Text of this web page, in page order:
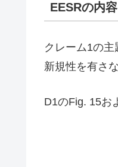
EESRの内容
クレーム1の
新規性を有さな
D1のFig. 15お